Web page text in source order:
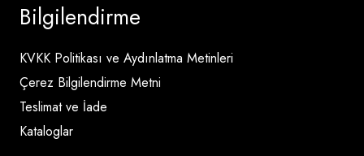
Bilgilendirme
KVKK Politikası ve Aydınlatma Metinleri
Çerez Bilgilendirme Metni
Teslimat ve İade
Kataloglar